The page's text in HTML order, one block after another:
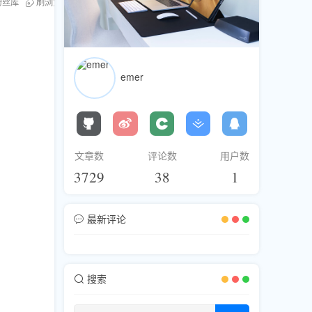
emer
文章数
3729
评论数
38
用户数
1
最新评论
搜索